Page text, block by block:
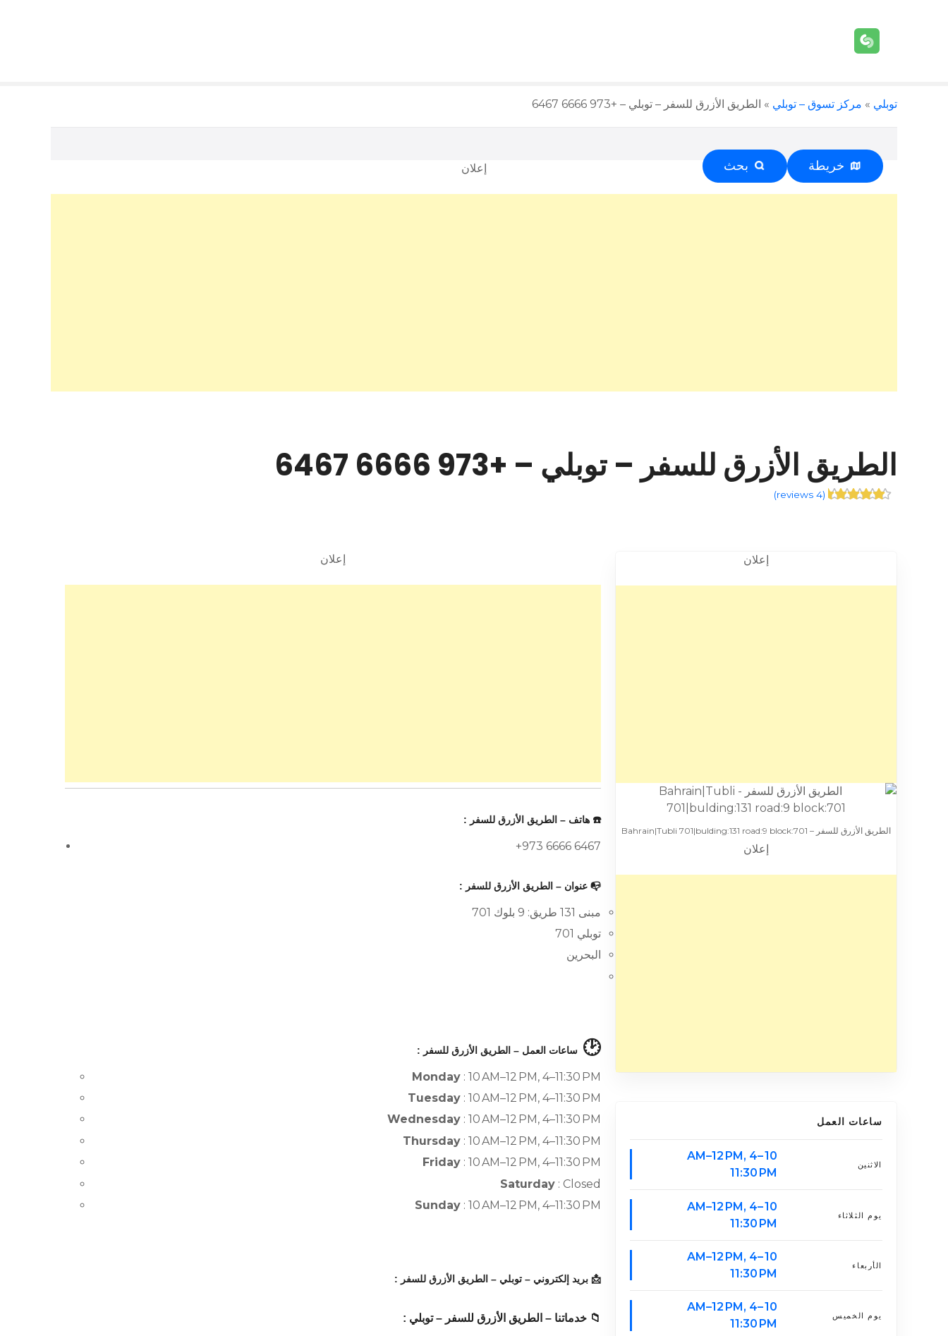
توبلي » مركز تسوق – توبلي » الطريق الأزرق للسفر – توبلي – +973 6666 6467
خريطة بحث إعلان
الطريق الأزرق للسفر – توبلي – +973 6666 6467
(
4 reviews
)
إعلان
الطريق الأزرق للسفر – Bahrain|Tubli 701|bulding:131 road:9 block:701
إعلان
ساعات العمل
الاثنين
10 AM–12 PM, 4–
11:30 PM
يوم الثلاثاء
10 AM–12 PM, 4–
11:30 PM
الأربعاء
10 AM–12 PM, 4–
11:30 PM
يوم الخميس
10 AM–12 PM, 4–
11:30 PM
إعلان
☎️ هاتف – الطريق الأزرق للسفر :
+973 6666 6467
📭 عنوان – الطريق الأزرق للسفر :
مبنى 131 طريق: 9 بلوك 701
توبلي 701
البحرين
🕑 ساعات العمل – الطريق الأزرق للسفر :
Monday : 10 AM–12 PM, 4–11:30 PM
Tuesday : 10 AM–12 PM, 4–11:30 PM
Wednesday : 10 AM–12 PM, 4–11:30 PM
Thursday : 10 AM–12 PM, 4–11:30 PM
Friday : 10 AM–12 PM, 4–11:30 PM
Saturday : Closed
Sunday : 10 AM–12 PM, 4–11:30 PM
📩 بريد إلكتروني – توبلي – الطريق الأزرق للسفر :
📁 خدماتنا – الطريق الأزرق للسفر – توبلي :